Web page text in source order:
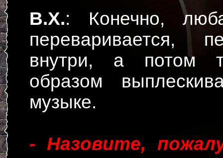
В.Х.: Конечно,
переваривается,
внутри, а потом
образом
музыке.
- Назовите,